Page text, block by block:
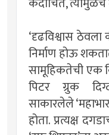
‘दृढविश्वास
निर्माण होऊ
सामूहिकतेची एक
पिटर ग्रुक
साकारलेले
होता. प्रत्यक्ष